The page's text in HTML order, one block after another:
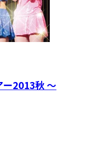
2013秋 〜